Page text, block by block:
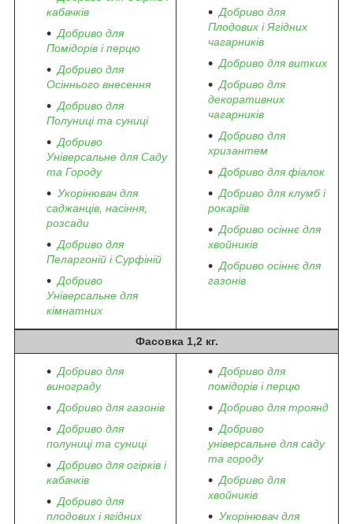
кабачків
Добриво для
Помідорів і перцю
Добриво для
Осіннього внесення
Добриво для
Полуниці та суниці
Добриво
Універсальне для Саду
та Городу
Укорінювач для
саджанців, насіння,
розсади
Добриво для
Пеларгоній і Сурфіній
Добриво
Універсальне для
кімнатних
Добриво для
Плодових і Ягідних
чагарників
Добриво для витких
Добриво для
декоративних
чагарників
Добриво для
хризантем
Добриво для фіалок
Добриво для клумб і
рокаріїв
Добриво осіннє для
хвойників
Добриво осіннє для
газонів
Фасовка 1,2 кг.
Добриво для
винограду
Добриво для газонів
Добриво для
полуниці та суниці
Добриво для огірків і
кабачків
Добриво для
плодових і ягідних
Добриво для
помідорів і перцю
Добриво для троянд
Добриво
універсальне для саду
та городу
Добриво для
хвойників
Укорінювач для